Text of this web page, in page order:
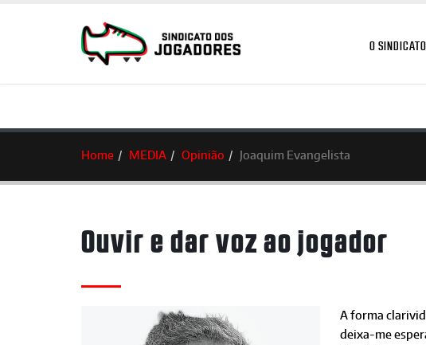
O SINDICATO
Home MEDIA Opinião Joaquim Evangelista
Ouvir e dar voz ao jogador
A forma
deixa-me